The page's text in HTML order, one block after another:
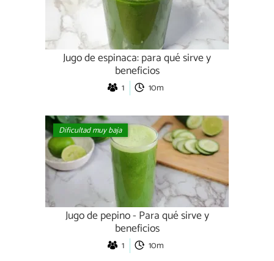
Jugo de espinaca: para qué sirve y
beneficios
1 10m
Dificultad muy baja
Jugo de pepino - Para qué sirve y
beneficios
1 10m